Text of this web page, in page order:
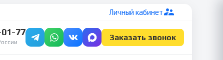
Личный кабинет
01-77 Заказать звонок